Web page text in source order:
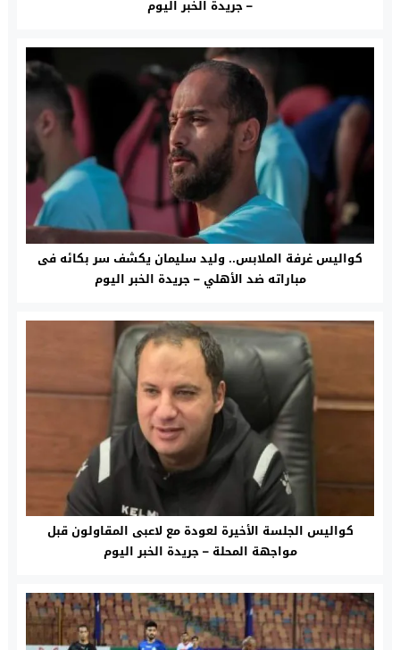
– جريدة الخبر اليوم
كواليس غرفة الملابس.. وليد سليمان يكشف سر بكائه فى
مباراته ضد الأهلي – جريدة الخبر اليوم
كواليس الجلسة الأخيرة لعودة مع لاعبى المقاولون قبل
مواجهة المحلة – جريدة الخبر اليوم